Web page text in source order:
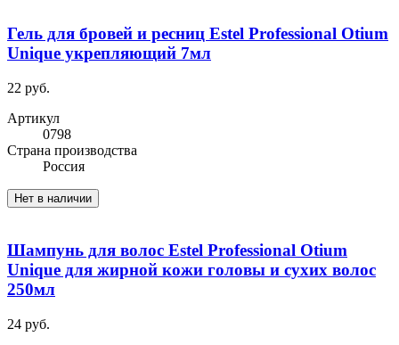
Гель для бровей и ресниц Estel Professional Otium
Unique укрепляющий 7мл
22 руб.
Артикул
0798
Cтрана производства
Россия
Нет в наличии
Шампунь для волос Estel Professional Otium
Unique для жирной кожи головы и сухих волос
250мл
24 руб.